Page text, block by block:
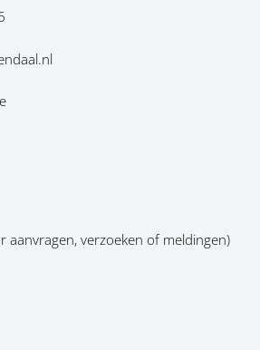
aanvragen, verzoeken of meldingen)